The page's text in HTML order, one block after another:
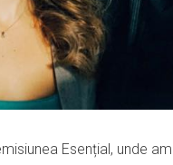
Esențial, unde